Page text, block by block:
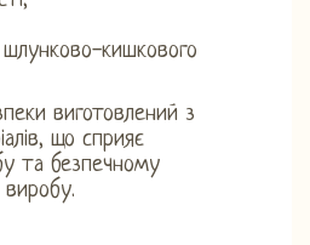
кишкового
виготовлений з
що сприяє
та безпечному